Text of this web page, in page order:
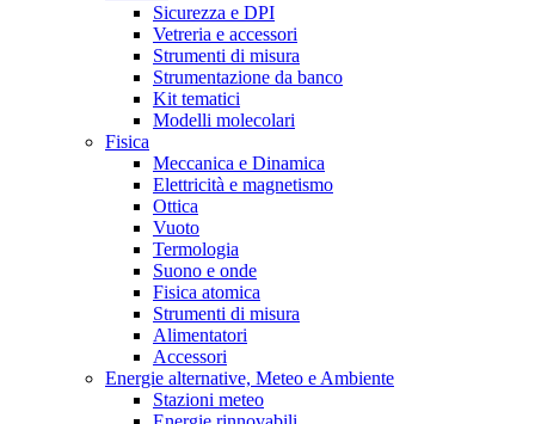
Sicurezza e DPI
Vetreria e accessori
Strumenti di misura
Strumentazione da banco
Kit tematici
Modelli molecolari
Fisica
Meccanica e Dinamica
Elettricità e magnetismo
Ottica
Vuoto
Termologia
Suono e onde
Fisica atomica
Strumenti di misura
Alimentatori
Accessori
Energie alternative, Meteo e Ambiente
Stazioni meteo